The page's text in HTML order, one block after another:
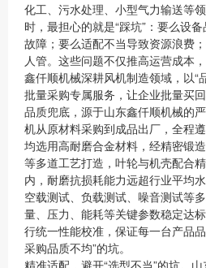
化工、污水处理、小型气力输送等
时，最担心的就是“踩坑”：要么设
故障；要么适配不当导致资源浪费
人管。这些问题不仅推高运营成本
鑫仟顺机械深耕风机制造领域，以“
批量采购专属服务，让企业批量买
品质兜底，源于山东鑫仟顺机械的
机从原材料采购到成品出厂，全程
均选用高耐磨合金材料，经精密锻
等多道工艺打造，叶轮与机壳配合
内，耐磨抗损耗能力远超行业平均
空载测试、负载测试、噪音测试等
量、压力、能耗等关键参数稳定达
行统一性能校准，保证每一台产品
采购品质不均”的坑。
精准适配，避开“选型不当”的坑。